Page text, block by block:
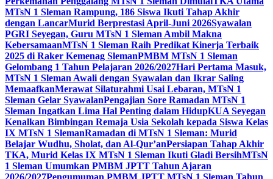
MTsN 1 Sleman Rampung, 186 Siswa Ikuti Tahap Akhir
dengan LancarMurid Berprestasi April-Juni 2026Syawalan
PGRI Seyegan, Guru MTsN 1 Sleman Ambil Makna
KebersamaanMTsN 1 Sleman Raih Predikat Kinerja Terbaik
2025 di Raker Kemenag SlemanPMBM MTsN 1 Sleman
Gelombang 1 Tahun Pelajaran 2026/2027Hari Pertama Masuk,
MTsN 1 Sleman Awali dengan Syawalan dan Ikrar Saling
MemaafkanMerawat Silaturahmi Usai Lebaran, MTsN 1
Sleman Gelar SyawalanPengajian Sore Ramadan MTsN 1
Sleman Ingatkan Lima Hal Penting dalam HidupKUA Seyegan
Kenalkan Bimbingan Remaja Usia Sekolah kepada Siswa Kelas
IX MTsN 1 SlemanRamadan di MTsN 1 Sleman: Murid
Belajar Wudhu, Sholat, dan Al-Qur’anPersiapan Tahap Akhir
TKA, Murid Kelas IX MTsN 1 Sleman Ikuti Gladi BersihMTsN
1 Sleman Umumkan PMBM JPTT Tahun Ajaran
2026/2027Pengumuman PMBM JPTT MTsN 1 Sleman Tahun